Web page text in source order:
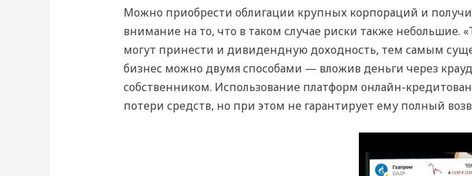
Можно приобрести облигации крупных корпораций и
внимание на то, что в таком случае риски также небольшие.
могут принести и дивидендную доходность, тем самым
бизнес можно двумя способами — вложив деньги через
собственником. Использование платформ онлайн-
потери средств, но при этом не гарантирует ему полный